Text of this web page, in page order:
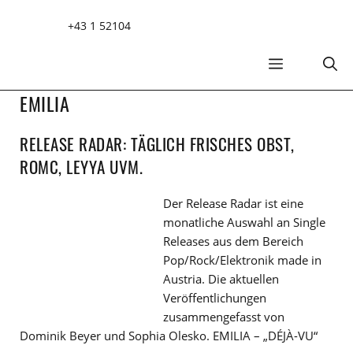
+43 1 52104
MENÜ
EMILIA
RELEASE RADAR: TÄGLICH FRISCHES OBST,
ROMC, LEYYA UVM.
Der Release Radar ist eine
monatliche Auswahl an Single
Releases aus dem Bereich
Pop/Rock/Elektronik made in
Austria. Die aktuellen
Veröffentlichungen
zusammengefasst von
Dominik Beyer und Sophia Olesko. EMILIA – „DÉJÀ-VU“